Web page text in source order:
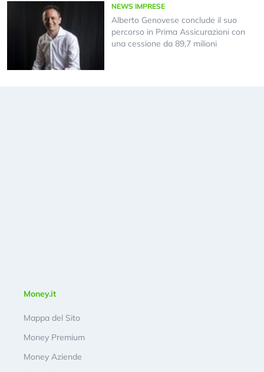
NEWS IMPRESE
Alberto Genovese conclude il suo
percorso in Prima Assicurazioni con
una cessione da 89,7 milioni
Money.it
Mappa del Sito
Money Premium
Money Aziende